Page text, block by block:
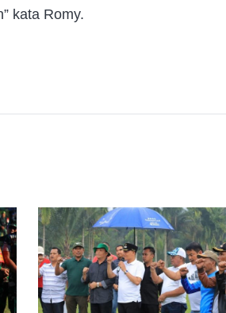
kata Romy.